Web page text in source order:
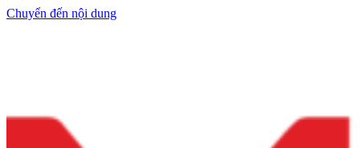
Chuyển đến nội dung